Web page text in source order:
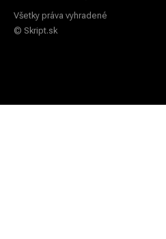
Všetky práva vyhradené
© Skript.sk